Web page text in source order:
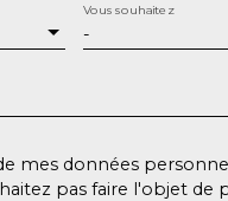
-
Vous souhaitez
mes données
pas faire l'objet de